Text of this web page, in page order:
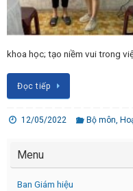
khoa học; tạo niềm vui trong
Đọc tiếp
12/05/2022 Bộ môn ,
Menu
Ban Giám hiệu